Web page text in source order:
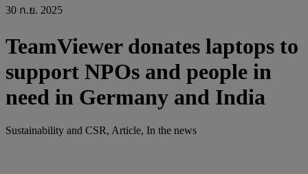
30 ก.ย. 2025
TeamViewer donates laptops to
support NPOs and people in
need in Germany and India
Sustainability and CSR, Article, In the news